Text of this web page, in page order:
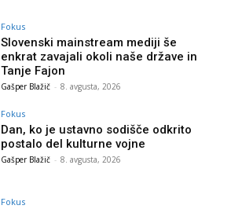
Fokus
Slovenski mainstream mediji še
enkrat zavajali okoli naše države in
Tanje Fajon
Gašper Blažič - 8. avgusta, 2026
Fokus
Dan, ko je ustavno sodišče odkrito
postalo del kulturne vojne
Gašper Blažič - 8. avgusta, 2026
Fokus